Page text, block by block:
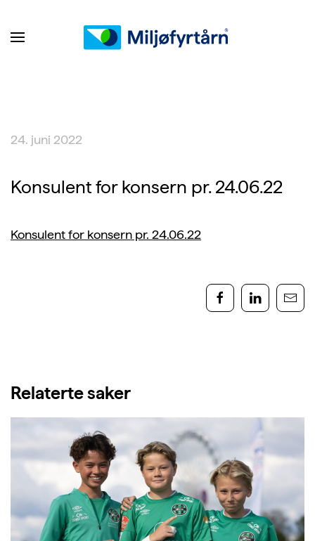
24. juni 2022
Konsulent for konsern pr. 24.06.22
Konsulent for konsern pr. 24.06.22
Relaterte saker